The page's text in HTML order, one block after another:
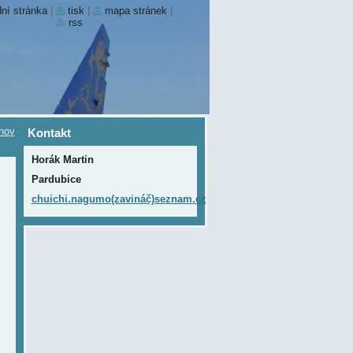
Kontakt
Horák Martin
Pardubice
chuichi.nagumo(zavináč)seznam.cz
stránka tisk mapa stránek
rss